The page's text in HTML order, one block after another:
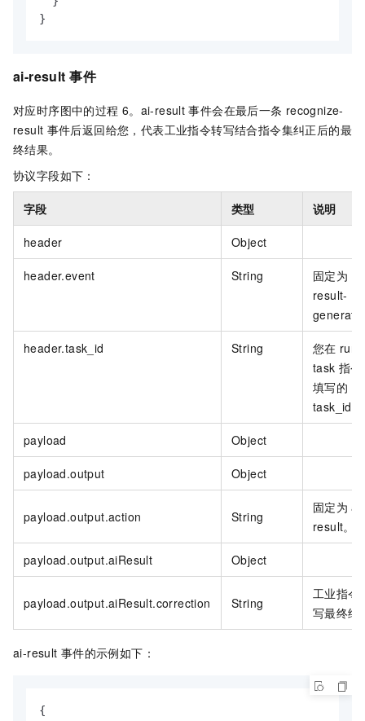
}
ai-result 事件
对应时序图中的过程 6。ai-result 事件会在最后一条 recognize-
result 事件后返回给您，代表工业指令转写结合指令集纠正后的最
终结果。
协议字段如下：
字段 类型 说明
header Object
header.event String
固定为
result-
header.task_id String 您在 run-
task 指
填写的
task_id。
payload Object
payload.output Object
payload.output.action String
固定为 ai-
result。
payload.output.aiResult Object
payload.output.aiResult.correction String
工业指令
写最终结
ai-result 事件的示例如下：
{